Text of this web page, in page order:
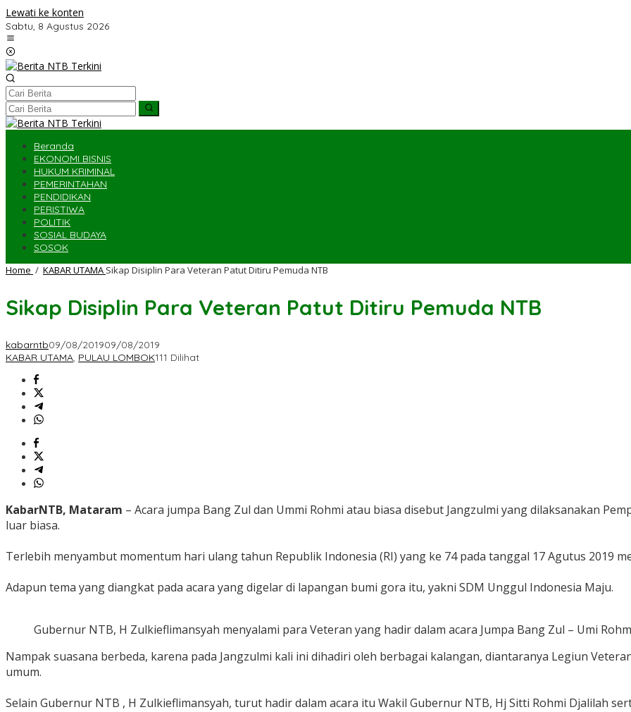
Lewati ke konten
Sabtu, 8 Agustus 2026
Beranda
EKONOMI BISNIS
HUKUM KRIMINAL
PEMERINTAHAN
PENDIDIKAN
PERISTIWA
POLITIK
SOSIAL BUDAYA
SOSOK
Home / KABAR UTAMA Sikap Disiplin Para Veteran Patut Ditiru Pemuda NTB
Sikap Disiplin Para Veteran Patut Ditiru Pemuda NTB
kabarntb09/08/201909/08/2019
KABAR UTAMA, PULAU LOMBOK111 Dilihat
KabarNTB, Mataram – Acara jumpa Bang Zul dan Ummi Rohmi atau biasa disebut Jangzulmi yang dilaksanakan
luar biasa.
Terlebih menyambut momentum hari ulang tahun Republik Indonesia (RI) yang ke 74 pada tanggal 17 Agutus 2019
Adapun tema yang diangkat pada acara yang digelar di lapangan bumi gora itu, yakni SDM Unggul Indonesia Maju.
Gubernur NTB, H Zulkieflimansyah menyalami para Veteran yang hadir dalam acara Jumpa Bang Zul – Umi
Nampak suasana berbeda, karena pada Jangzulmi kali ini dihadiri oleh berbagai kalangan, diantaranya Legiun
umum.
Selain Gubernur NTB , H Zulkieflimansyah, turut hadir dalam acara itu Wakil Gubernur NTB, Hj Sitti Rohmi Djalilah